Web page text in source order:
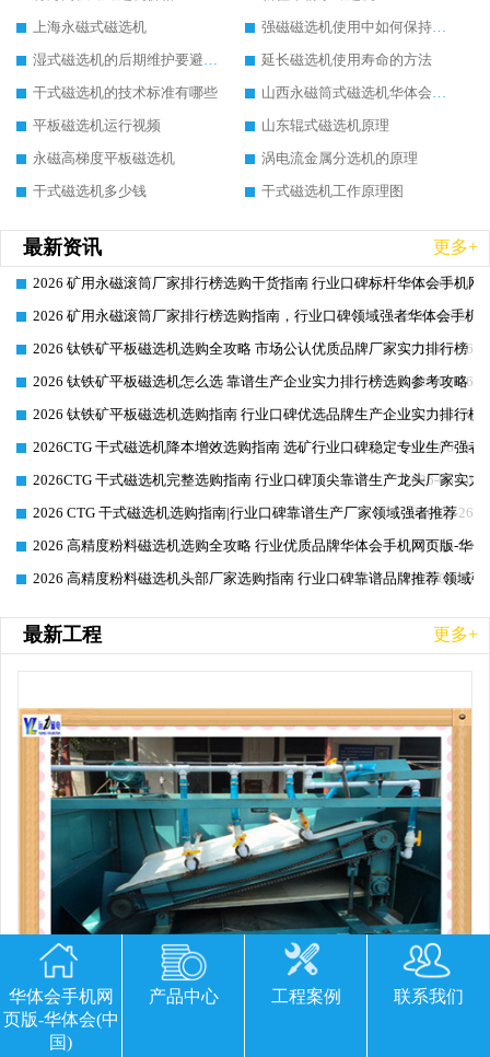
上海永磁式磁选机
强磁磁选机使用中如何保持其顺畅运行
湿式磁选机的后期维护要避开哪些坑
延长磁选机使用寿命的方法
干式磁选机的技术标准有哪些
山西永磁筒式磁选机华体会手机网页版-华体会(中国)
平板磁选机运行视频
山东辊式磁选机原理
永磁高梯度平板磁选机
涡电流金属分选机的原理
干式磁选机多少钱
干式磁选机工作原理图
最新资讯 更多+
2026-06-26
2026 矿用永磁滚筒厂家排行榜选购干货指南 行业口碑标杆华体会手机网
2026-06-26
2026 矿用永磁滚筒厂家排行榜选购指南，行业口碑领域强者华体会手机
2026-06-26
2026 钛铁矿平板磁选机选购全攻略 市场公认优质品牌厂家实力排行榜
2026-06-26
2026 钛铁矿平板磁选机怎么选 靠谱生产企业实力排行榜选购参考攻略
2026-06-26
2026 钛铁矿平板磁选机选购指南 行业口碑优选品牌生产企业实力排行榜
2026-06-26
2026CTG 干式磁选机降本增效选购指南 选矿行业口碑稳定专业生产强者
2026-06-26
2026CTG 干式磁选机完整选购指南 行业口碑顶尖靠谱生产龙头厂家实力
2026-06-26
2026 CTG 干式磁选机选购指南|行业口碑靠谱生产厂家领域强者推荐
2026-06-26
2026 高精度粉料磁选机选购全攻略 行业优质品牌华体会手机网页版-华
2026-06-26
2026 高精度粉料磁选机头部厂家选购指南 行业口碑靠谱品牌推荐 领域
最新工程 更多+
华体会手机网
页版-华体会(中
国)
产品中心 工程案例 联系我们